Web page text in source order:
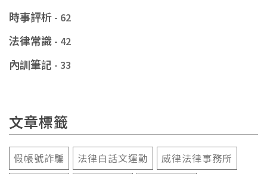
時事評析 - 62
法律常識 - 42
內訓筆記 - 33
文章標籤
假帳號詐騙 法律白話文運動
威律法律事務所